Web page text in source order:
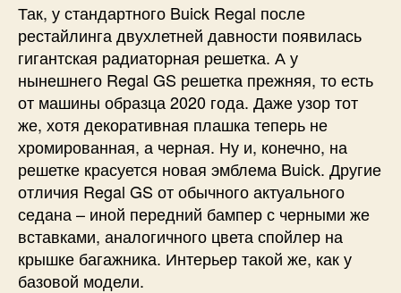
Так, у стандартного Buick Regal после
рестайлинга двухлетней давности появилась
гигантская радиаторная решетка. А у
нынешнего Regal GS решетка прежняя, то есть
от машины образца 2020 года. Даже узор тот
же, хотя декоративная плашка теперь не
хромированная, а черная. Ну и, конечно, на
решетке красуется новая эмблема Buick. Другие
отличия Regal GS от обычного актуального
седана – иной передний бампер с черными же
вставками, аналогичного цвета спойлер на
крышке багажника. Интерьер такой же, как у
базовой модели.